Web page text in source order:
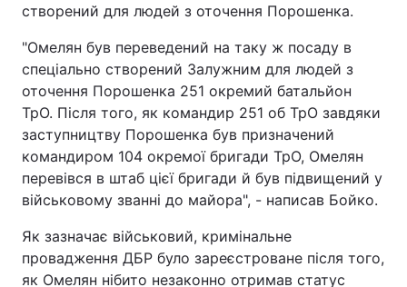
створений для людей з оточення Порошенка.
"Омелян був переведений на таку ж посаду в
спеціально створений Залужним для людей з
оточення Порошенка 251 окремий батальйон
ТрО. Після того, як командир 251 об ТрО завдяки
заступництву Порошенка був призначений
командиром 104 окремої бригади ТрО, Омелян
перевівся в штаб цієї бригади й був підвищений у
військовому званні до майора", - написав Бойко.
Як зазначає військовий, кримінальне
провадження ДБР було зареєстроване після того,
як Омелян нібито незаконно отримав статус